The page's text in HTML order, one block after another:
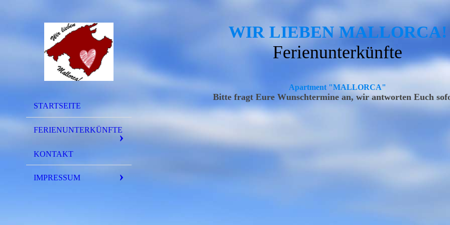
STARTSEITE
FERIENUNTERKÜNFTE
KONTAKT
IMPRESSUM
WIR LIEBEN MALLORCA!
Ferienunterkünfte
Apartment "MALLORCA"
Bitte fragt Eure Wunschtermine an, wir antworten Euch